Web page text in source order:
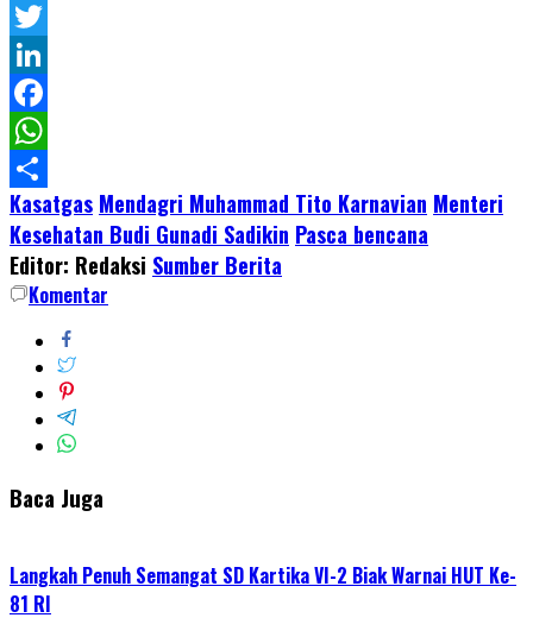
Pinterest
Twitter
LinkedIn
Facebook
WhatsApp
Share
Kasatgas Mendagri Muhammad Tito Karnavian Menteri
Kesehatan Budi Gunadi Sadikin Pasca bencana
Editor: Redaksi Sumber Berita
Komentar
Baca Juga
Langkah Penuh Semangat SD Kartika VI-2 Biak Warnai HUT Ke-
81 RI